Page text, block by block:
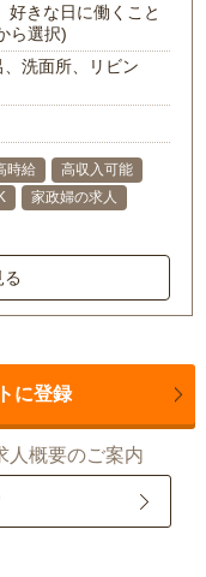
好きな日に働くこと
ら選択)
洗面所、リビン
時給
高収入可能
家政婦の求人
る
に登録
人概要のご案内